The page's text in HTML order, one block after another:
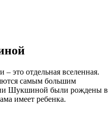
– это отдельная вселенная.
самым большим
Шукшиной были рождены в
имеет ребенка.